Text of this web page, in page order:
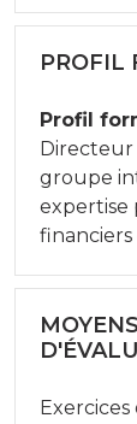
PROFIL
Profil
Directeur
groupe
expertise
financiers